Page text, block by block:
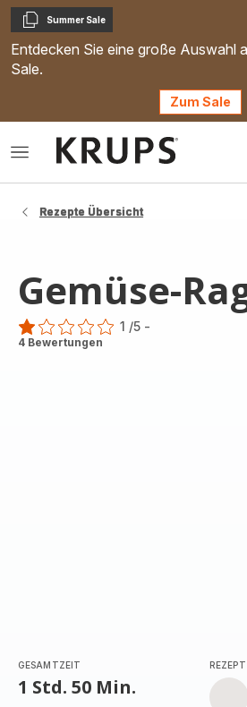
Kopieren
Summer Sale
Entdecken Sie eine große Auswahl
Sale.
Zum Sale
Das
Rezepte Übersicht
Gemüse-
Bewertung
1 /5 -
4 Bewertungen
GESAMTZEIT
1 Std. 50 Min.